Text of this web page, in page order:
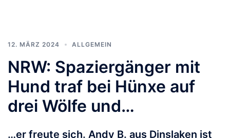
12. MÄRZ 2024 ALLGEMEIN
NRW: Spaziergänger mit
Hund traf bei Hünxe auf
drei Wölfe und…
…er freute sich. Andy B. aus Dinslaken ist